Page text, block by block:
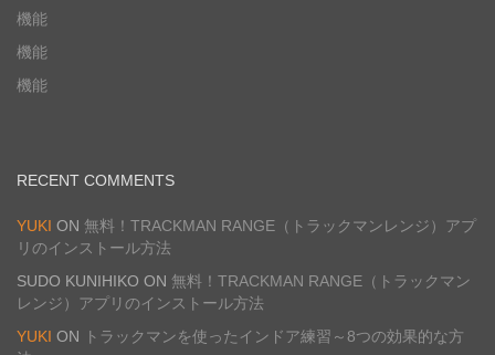
機能
機能
機能
RECENT COMMENTS
YUKI ON 無料！TRACKMAN RANGE（トラックマンレンジ）アプ
リのインストール方法
SUDO KUNIHIKO ON 無料！TRACKMAN RANGE（トラックマン
レンジ）アプリのインストール方法
YUKI ON
トラックマンを使ったインドア練習～8つの効果的な方